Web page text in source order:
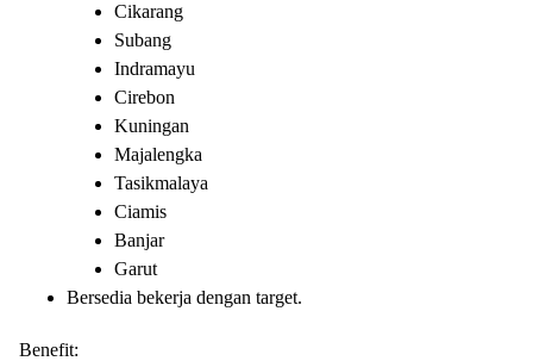
Cikarang
Subang
Indramayu
Cirebon
Kuningan
Majalengka
Tasikmalaya
Ciamis
Banjar
Garut
Bersedia bekerja dengan target.
Benefit: